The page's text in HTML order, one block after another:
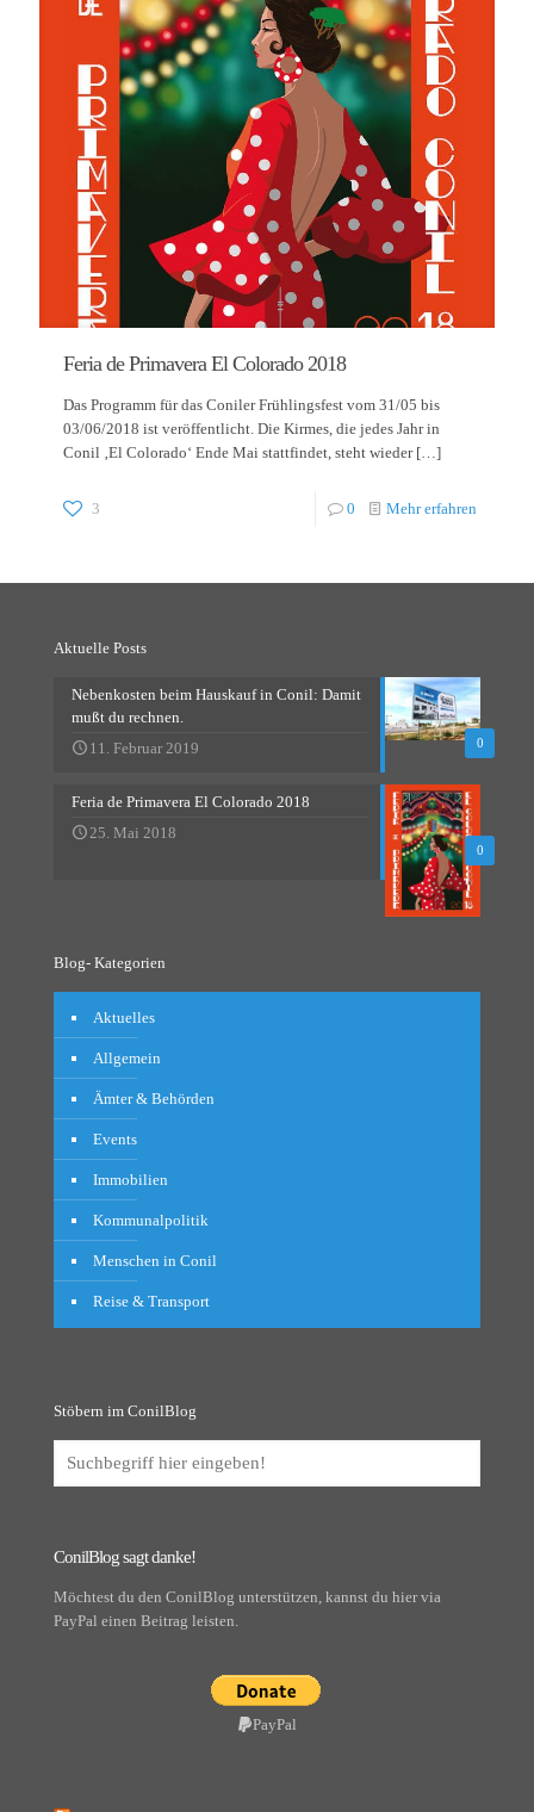
Feria de Primavera El Colorado 2018
Das Programm für das Coniler Frühlingsfest vom 31/05 bis
03/06/2018 ist veröffentlicht. Die Kirmes, die jedes Jahr in
Conil ‚El Colorado‘ Ende Mai stattfindet, steht wieder[…]
3 0 Mehr erfahren
Aktuelle Posts
0
Nebenkosten beim Hauskauf in Conil: Damit
mußt du rechnen.
11. Februar 2019
0
Feria de Primavera El Colorado 2018
25. Mai 2018
Blog- Kategorien
Aktuelles
Allgemein
Ämter & Behörden
Events
Immobilien
Kommunalpolitik
Menschen in Conil
Reise & Transport
Stöbern im ConilBlog
ConilBlog sagt danke!
Möchtest du den ConilBlog unterstützen, kannst du hier via
PayPal einen Beitrag leisten.
PayPal